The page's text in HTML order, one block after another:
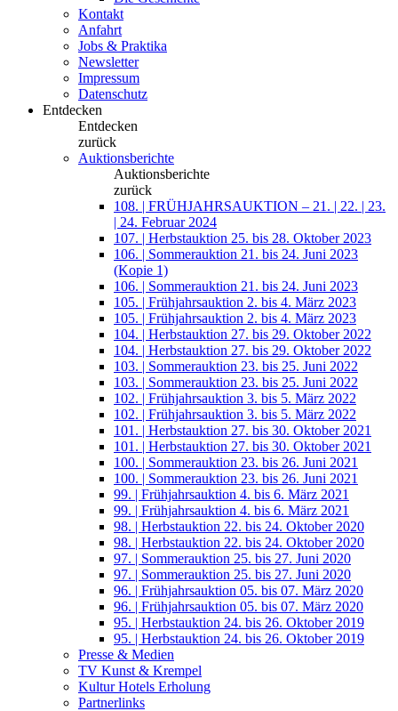
Kontakt
Anfahrt
Jobs & Praktika
Newsletter
Impressum
Datenschutz
Entdecken
Entdecken
zurück
Auktionsberichte
Auktionsberichte
zurück
108. | FRÜHJAHRSAUKTION – 21. | 22. | 23.
| 24. Februar 2024
107. | Herbstauktion 25. bis 28. Oktober 2023
106. | Sommerauktion 21. bis 24. Juni 2023
(Kopie 1)
106. | Sommerauktion 21. bis 24. Juni 2023
105. | Frühjahrsauktion 2. bis 4. März 2023
105. | Frühjahrsauktion 2. bis 4. März 2023
104. | Herbstauktion 27. bis 29. Oktober 2022
104. | Herbstauktion 27. bis 29. Oktober 2022
103. | Sommerauktion 23. bis 25. Juni 2022
103. | Sommerauktion 23. bis 25. Juni 2022
102. | Frühjahrsauktion 3. bis 5. März 2022
102. | Frühjahrsauktion 3. bis 5. März 2022
101. | Herbstauktion 27. bis 30. Oktober 2021
101. | Herbstauktion 27. bis 30. Oktober 2021
100. | Sommerauktion 23. bis 26. Juni 2021
100. | Sommerauktion 23. bis 26. Juni 2021
99. | Frühjahrsauktion 4. bis 6. März 2021
99. | Frühjahrsauktion 4. bis 6. März 2021
98. | Herbstauktion 22. bis 24. Oktober 2020
98. | Herbstauktion 22. bis 24. Oktober 2020
97. | Sommerauktion 25. bis 27. Juni 2020
97. | Sommerauktion 25. bis 27. Juni 2020
96. | Frühjahrsauktion 05. bis 07. März 2020
96. | Frühjahrsauktion 05. bis 07. März 2020
95. | Herbstauktion 24. bis 26. Oktober 2019
95. | Herbstauktion 24. bis 26. Oktober 2019
Presse & Medien
TV Kunst & Krempel
Kultur Hotels Erholung
Partnerlinks